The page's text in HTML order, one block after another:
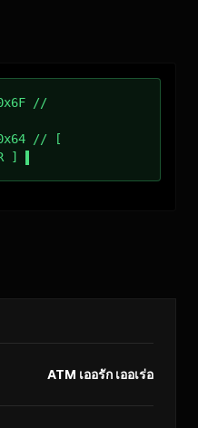
//
0x64 // [
]
ATM เออรัก เออเร่อ